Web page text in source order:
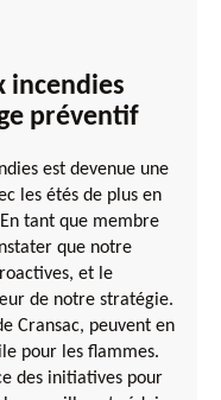
incendies
préventif
est devenue une
les étés de plus en
tant que membre
que notre
et le
de notre stratégie.
Cransac, peuvent en
pour les flammes.
des initiatives pour